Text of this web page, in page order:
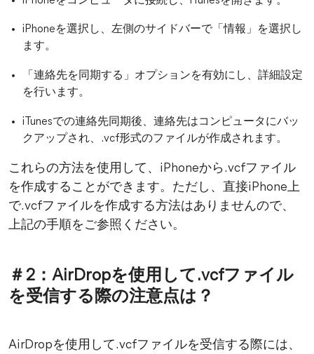
iPhoneを選択し、左側のサイドバーで「情報」を選択し
ます。
「連絡先を同期する」オプションを有効にし、詳細設定
を行います。
iTunesでの連絡先同期後、連絡先はコンピュータにバッ
クアップされ、.vcf形式のファイルが作成されます。
これらの方法を使用して、iPhoneから.vcfファイル
を作成することができます。ただし、直接iPhone上
で.vcfファイルを作成する方法はありませんので、
上記の手順をご参照ください。
＃2：AirDropを使用して.vcfファイル
を受信する際の注意点は？
AirDropを使用して.vcfファイルを受信する際には、